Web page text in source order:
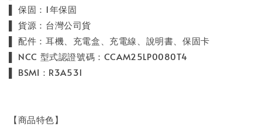
▌ 保固：1年保固
▌ 貨源：台灣公司貨
▌ 配件：耳機、充電盒、充電線、說明書、保固卡
▌ NCC 型式認證號碼：CCAM25LP0080T4
▌ BSMI：R3A531
【商品特色】